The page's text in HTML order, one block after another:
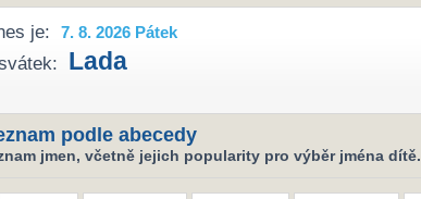
je: 7. 8. 2026 Pátek
Lada
podle abecedy
jmen, včetně jejich popularity pro výběr jména dítě.